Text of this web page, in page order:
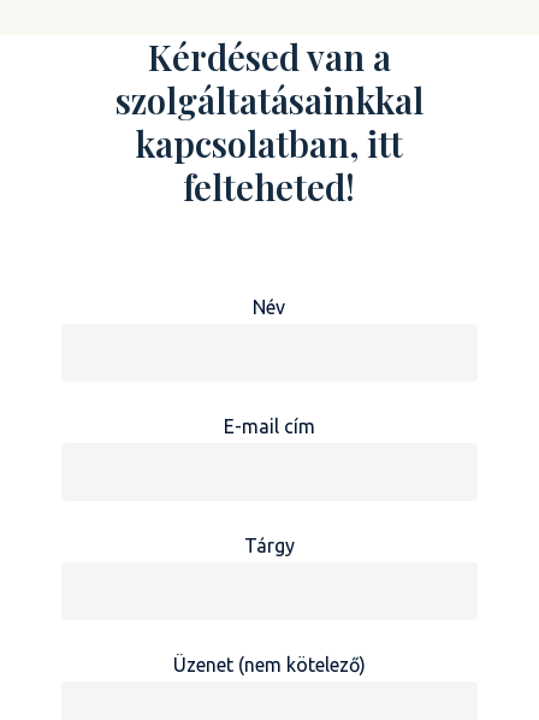
Kérdésed van a
szolgáltatásainkkal
kapcsolatban, itt
felteheted!
Név
E-mail cím
Tárgy
Üzenet (nem kötelező)